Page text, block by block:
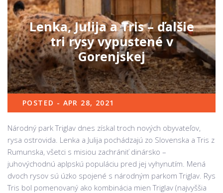
Lenka, Julija a Tris – ďalšie
tri rysy vypustené v
Gorenjskej
POSTED - APR 28, 2021
Národný park Triglav dnes získal troch nových obyvateľov,
rysa ostrovida. Lenka a Julija pochádzajú zo Slovenska a Tris z
Rumunska, všetci s misiou zachrániť dinársko –
juhovýchodnú aplpskú populáciu pred jej vyhynutím. Mená
dvoch rysov sú úzko spojené s národným parkom Triglav. Rys
Tris bol pomenovaný ako kombinácia mien Triglav (najvyššia